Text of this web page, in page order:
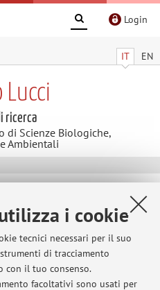
i cookie
tecnici necessari per il suo
di tracciamento
con il tuo consenso.
facoltativi sono usati per
Login
IT EN
Lucci
ricerca
di Scienze Biologiche,
Ambientali
Geologiche e